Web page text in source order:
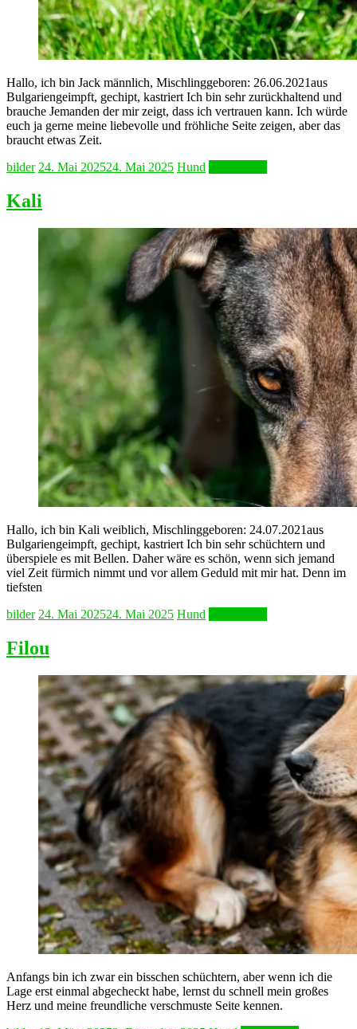
Hallo, ich bin Jack männlich, Mischlinggeboren: 26.06.2021aus
Bulgariengeimpft, gechipt, kastriert Ich bin sehr zurückhaltend und
brauche Jemanden der mir zeigt, dass ich vertrauen kann. Ich würde
euch ja gerne meine liebevolle und fröhliche Seite zeigen, aber das
braucht etwas Zeit.
bilder 24. Mai 202524. Mai 2025 Hund
Kali
Hallo, ich bin Kali weiblich, Mischlinggeboren: 24.07.2021aus
Bulgariengeimpft, gechipt, kastriert Ich bin sehr schüchtern und
überspiele es mit Bellen. Daher wäre es schön, wenn sich jemand
viel Zeit fürmich nimmt und vor allem Geduld mit mir hat. Denn im
tiefsten
bilder 24. Mai 202524. Mai 2025 Hund
Filou
Anfangs bin ich zwar ein bisschen schüchtern, aber wenn ich die
Lage erst einmal abgecheckt habe, lernst du schnell mein großes
Herz und meine freundliche verschmuste Seite kennen.